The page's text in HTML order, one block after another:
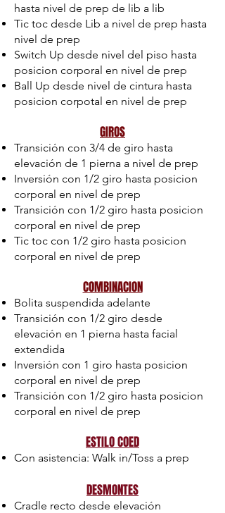
hasta nivel de prep de lib a lib
Tic toc desde Lib a nivel de prep hasta
nivel de prep
Switch Up desde nivel del piso hasta
posicion corporal en nivel de prep
Ball Up desde nivel de cintura hasta
posicion corpotal en nivel de prep
GIROS
Transición con 3/4 de giro hasta
elevación de 1 pierna a nivel de prep
Inversión con 1/2 giro hasta posicion
corporal en nivel de prep
Transición con 1/2 giro hasta posicion
corporal en nivel de prep
Tic toc con 1/2 giro hasta posicion
corporal en nivel de prep
COMBINACION
Bolita suspendida adelante
Transición con 1/2 giro desde
elevación en 1 pierna hasta facial
extendida
Inversión con 1 giro hasta posicion
corporal en nivel de prep
Transición con 1/2 giro hasta posicion
corporal en nivel de prep
ESTILO COED
Con asistencia: Walk in/Toss a prep
DESMONTES
Cradle recto desde elevación